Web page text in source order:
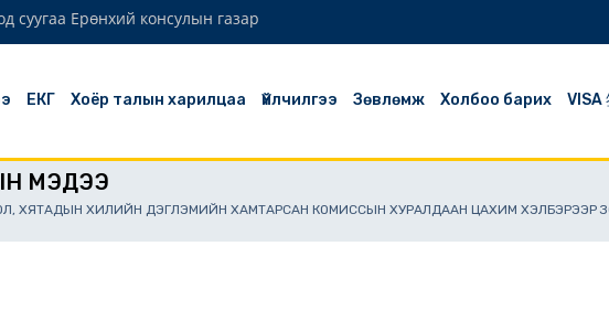
Ерөнхий консулын газар
ЕКГ Хоёр талын харилцаа Үйлчилгээ Зөвлөмж Холбоо барих VISA
МЭДЭЭ
ХЯТАДЫН ХИЛИЙН ДЭГЛЭМИЙН ХАМТАРСАН КОМИССЫН ХУРАЛДААН ЦАХИМ ХЭЛБЭРЭЭР